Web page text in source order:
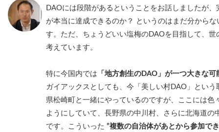
DAOには段階があるということをお話しましたが
が本当に達成できるのか？ というのはまだ分から
す。ただ、ちょうどいい塩梅のDAOを目指して、
考えています。
特に今国内では 「地方創生のDAO」が一つ大きな
ガイアックスとしても、今「美しい村DAO」とい
県松崎町と一緒にやっているのですが、ここには色
ようにしていて、長野県の中川村、さらに北海道の
です。こういった ”複数の自治体があとから参加で